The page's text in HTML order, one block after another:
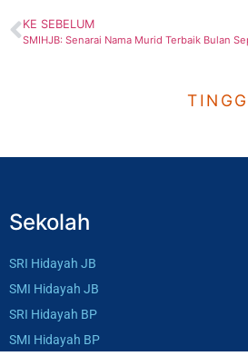
KE SEBELUM
SMIHJB: Senarai Nama Murid Terbaik Bulan
Sekolah
SRI Hidayah JB
SMI Hidayah JB
SRI Hidayah BP
SMI Hidayah BP